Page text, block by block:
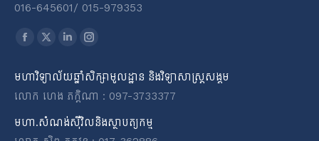
016-645601​/​ 015-979353
Find us on:
Facebook
opens
in
new
window
X
opens
in
new
window
Linkedin
opens
in
new
window
Instagram
opens
in
new
window
មហាវិទ្យាល័យឆ្នាំសិក្សាមូលដ្ឋាន និងវិទ្យាសាស្ត្រសង្គម
លោក ហេង ភក្តិណា : 097-3733377
មហា.សំណង់ស៊ីវិលនិងស្ថាបត្យកម្ម